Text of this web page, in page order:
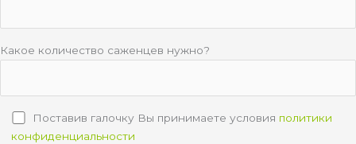
Какое количество саженцев нужно?
Поставив галочку Вы принимаете условия политики
конфиденциальности